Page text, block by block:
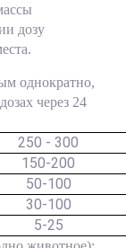
дозу
однократно,
через 24
250 - 300
150-200
50-100
30-100
5-25